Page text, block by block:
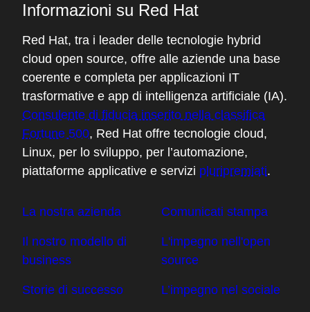
Informazioni su Red Hat
Red Hat, tra i leader delle tecnologie hybrid
cloud open source, offre alle aziende una base
coerente e completa per applicazioni IT
trasformative e app di intelligenza artificiale (IA).
Consulente di fiducia inserito nella classifica
Fortune 500, Red Hat offre tecnologie cloud,
Linux, per lo sviluppo, per l’automazione,
piattaforme applicative e servizi pluripremiati.
La nostra azienda
Il nostro modello di
business
Storie di successo
Comunicati stampa
L'impegno nell'open
source
L’impegno nel sociale